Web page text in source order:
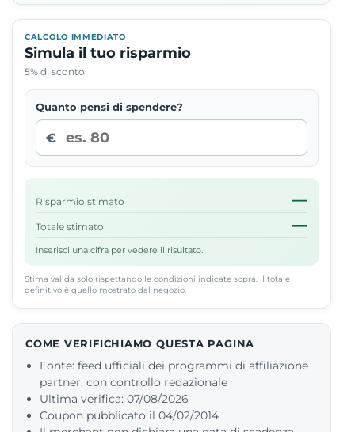
CALCOLO IMMEDIATO
Simula il tuo risparmio
5% di sconto
Quanto pensi di spendere?
€
Risparmio stimato —
Totale stimato —
Inserisci una cifra per vedere il risultato.
Stima valida solo rispettando le condizioni indicate sopra. Il totale
definitivo è quello mostrato dal negozio.
COME VERIFICHIAMO QUESTA PAGINA
Fonte: feed ufficiali dei programmi di affiliazione
partner, con controllo redazionale
Ultima verifica: 07/08/2026
Coupon pubblicato il 04/02/2014